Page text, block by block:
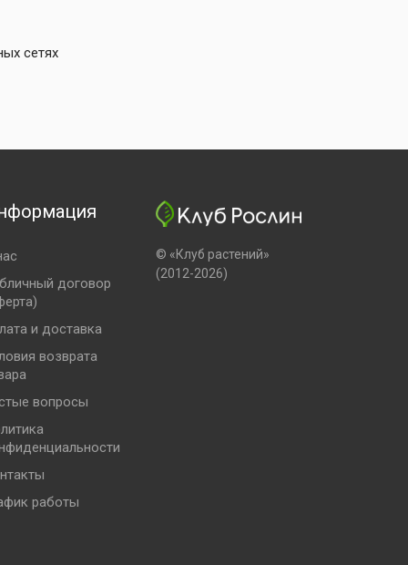
сетях
договор
и доставка
возврата
вопросы
работы
© «Клуб растений»
(2012-2026)